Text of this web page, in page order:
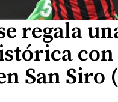
regala
con
San Siro